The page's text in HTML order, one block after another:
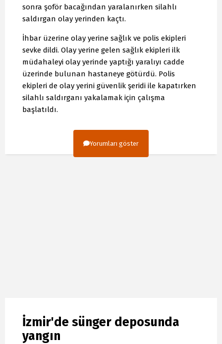
sonra şoför bacağından yaralanırken silahlı
saldırgan olay yerinden kaçtı.
İhbar üzerine olay yerine sağlık ve polis ekipleri
sevke dildi. Olay yerine gelen sağlık ekipleri ilk
müdahaleyi olay yerinde yaptığı yaralıyı cadde
üzerinde bulunan hastaneye götürdü. Polis
ekipleri de olay yerini güvenlik şeridi ile kapatırken
silahlı saldırganı yakalamak için çalışma
başlatıldı.
Yorumları göster
İzmir'de sünger deposunda
yangın